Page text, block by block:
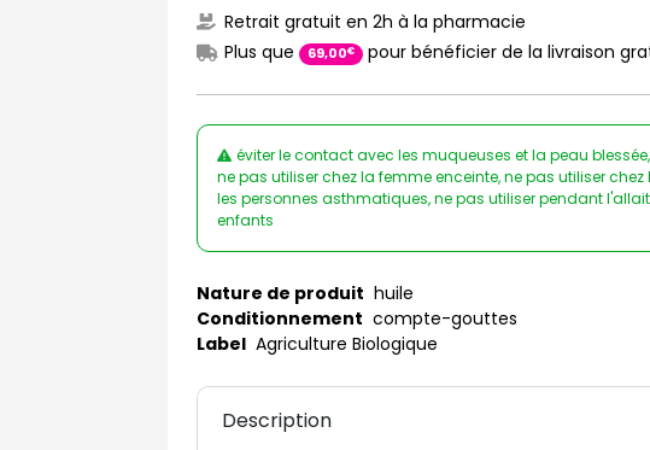
Retrait gratuit en 2h à la pharmacie
Plus que
69,00€ pour bénéficier de la livraison
éviter le contact avec les muqueuses et la peau
ne pas utiliser chez la femme enceinte, ne pas utiliser
les personnes asthmatiques, ne pas utiliser pendant
enfants
Nature de produit huile
Conditionnement compte-gouttes
Label Agriculture Biologique
Description